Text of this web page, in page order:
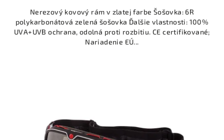
Nerezový kovový rám v zlatej farbe Šošovka: 6R
polykarbonátová zelená šošovka Ďalšie vlastnosti: 100%
UVA+UVB ochrana, odolná proti rozbitiu. CE certifikované;
Nariadenie EÚ...